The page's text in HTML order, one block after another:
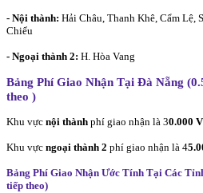
- Nội thành: Hải Châu, Thanh Khê, Cẩm Lệ,
Chiểu
- Ngoại thành 2: H. Hòa Vang
Bảng Phí Giao Nhận Tại Đà Nẵng
theo )
Khu vực nội thành phí giao nhận là 30.000
Khu vực ngoại thành 2 phí giao nhận là 4
Bảng Phí Giao Nhận Ước Tính Tại Các
tiếp theo)